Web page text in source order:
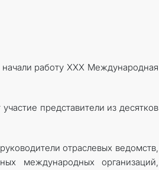
работу XXX Международная
представители из десятков
отраслевых ведомств,
международных организаций,